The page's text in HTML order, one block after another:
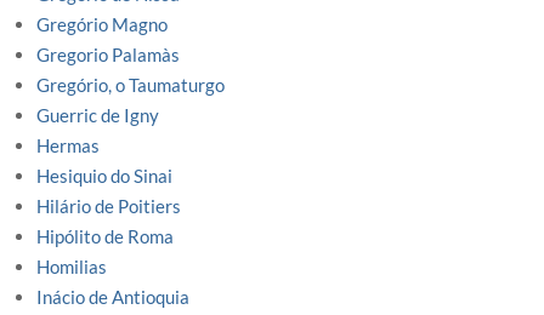
Gregório Magno
Gregorio Palamàs
Gregório, o Taumaturgo
Guerric de Igny
Hermas
Hesiquio do Sinai
Hilário de Poitiers
Hipólito de Roma
Homilias
Inácio de Antioquia